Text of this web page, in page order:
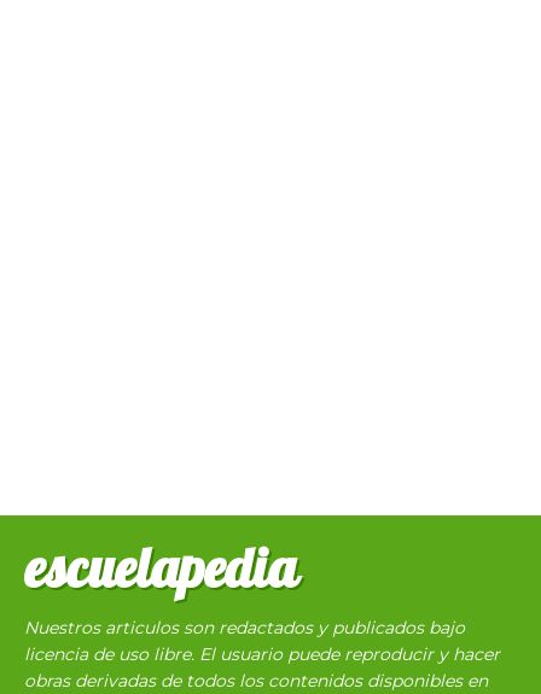
escuelapedia
Nuestros articulos son redactados y publicados bajo
licencia de uso libre. El usuario puede reproducir y hacer
obras derivadas de todos los contenidos disponibles en